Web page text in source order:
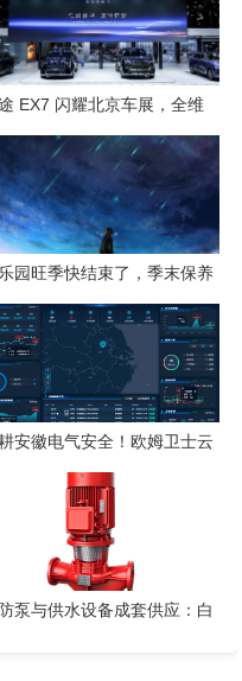
EX7 闪耀北京车展，全维
核实力解锁“陆上专机”出行新
园旺季快结束了，季末保养
件事千万别省
安徽电气安全！欧姆卫士云
台构筑电气火灾智能监测防线
泵与供水设备成套供应：白